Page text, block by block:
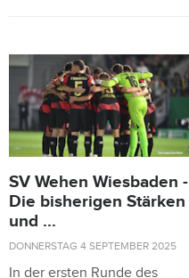
SV Wehen Wiesbaden -
Die bisherigen Stärken
und ...
DONNERSTAG 4 SEPTEMBER 2025
In der ersten Runde des